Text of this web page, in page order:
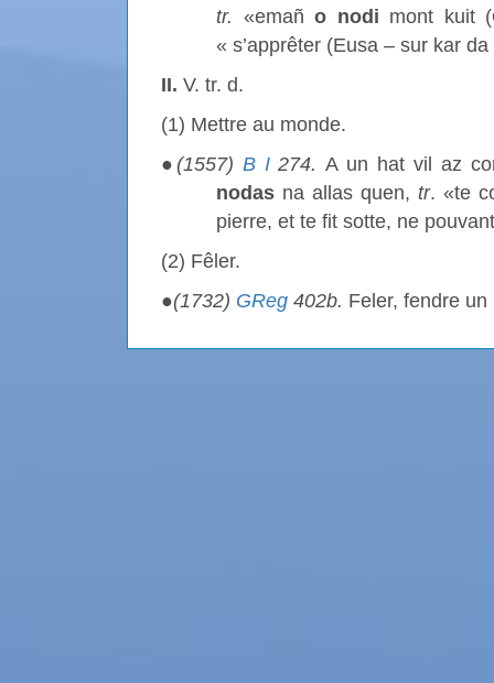
tr. «emaño nodi mont kuit
« s’apprêter (Eusa – sur kar da
II. V. tr. d.
(1) Mettre au monde.
● (1557) B I274.A un hat vil az
nodas na allas quen, tr. «te
pierre, et te fit sotte, ne
(2) Fêler.
●(1732) GReg 402b. Feler, fendre